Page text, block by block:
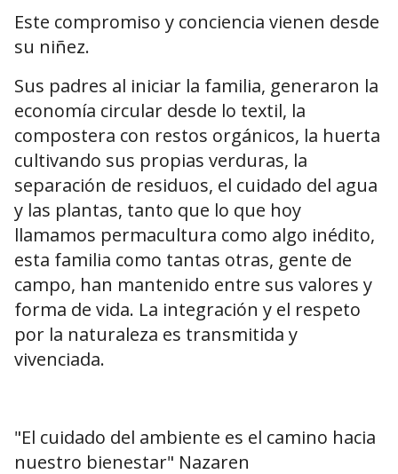
Este compromiso y conciencia vienen desde
su niñez.
Sus padres al iniciar la familia, generaron la
economía circular desde lo textil, la
compostera con restos orgánicos, la huerta
cultivando sus propias verduras, la
separación de residuos, el cuidado del agua
y las plantas, tanto que lo que hoy
llamamos permacultura como algo inédito,
esta familia como tantas otras, gente de
campo, han mantenido entre sus valores y
forma de vida. La integración y el respeto
por la naturaleza es transmitida y
vivenciada.
"El cuidado del ambiente es el camino hacia
nuestro bienestar" Nazaren